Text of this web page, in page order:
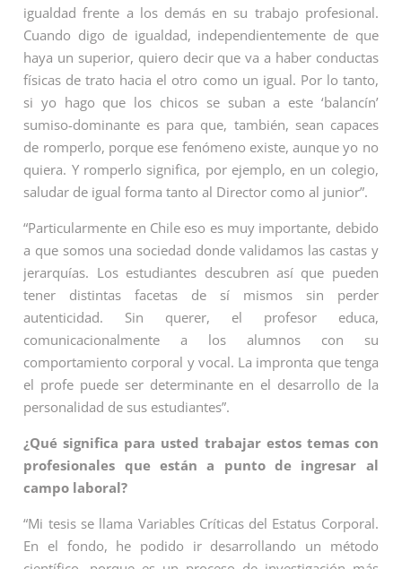
igualdad frente a los demás en su trabajo profesional.
Cuando digo de igualdad, independientemente de que
haya un superior, quiero decir que va a haber conductas
físicas de trato hacia el otro como un igual. Por lo tanto,
si yo hago que los chicos se suban a este ‘balancín’
sumiso-dominante es para que, también, sean capaces
de romperlo, porque ese fenómeno existe, aunque yo no
quiera. Y romperlo significa, por ejemplo, en un colegio,
saludar de igual forma tanto al Director como al junior”.
“Particularmente en Chile eso es muy importante, debido
a que somos una sociedad donde validamos las castas y
jerarquías. Los estudiantes descubren así que pueden
tener distintas facetas de sí mismos sin perder
autenticidad. Sin querer, el profesor educa,
comunicacionalmente a los alumnos con su
comportamiento corporal y vocal. La impronta que tenga
el profe puede ser determinante en el desarrollo de la
personalidad de sus estudiantes”.
¿Qué significa para usted trabajar estos temas con
profesionales que están a punto de ingresar al
campo laboral?
“Mi tesis se llama Variables Críticas del Estatus Corporal.
En el fondo, he podido ir desarrollando un método